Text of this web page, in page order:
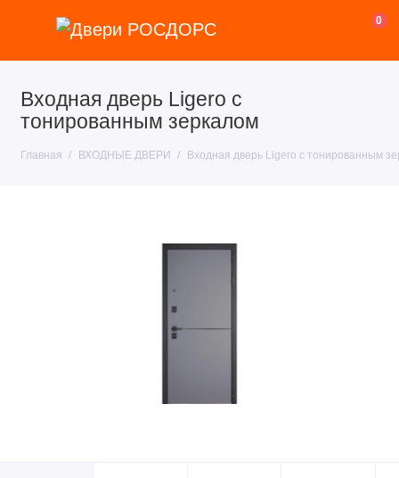
0
Входная дверь Ligero с
тонированным зеркалом
Главная ВХОДНЫЕ ДВЕРИ Входная дверь Ligero с тонированным